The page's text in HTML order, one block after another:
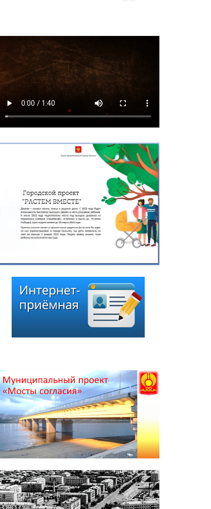
города Кызыла
Ирина Казанцева
поздравила с 92-летием
Кызыла Григория
Чоодуевича Ширшина